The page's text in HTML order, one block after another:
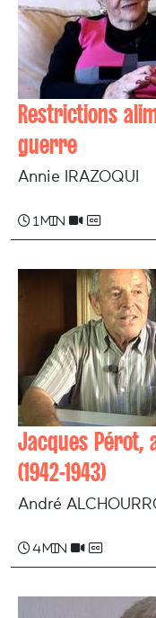
Restrictions
guerre
Annie IRAZOQUI
1 min
Jacques Pérot,
(1942-1943)
André
4 min